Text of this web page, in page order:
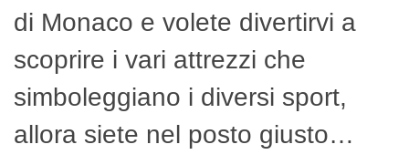
di Monaco e volete divertirvi a
scoprire i vari attrezzi che
simboleggiano i diversi sport,
allora siete nel posto giusto…